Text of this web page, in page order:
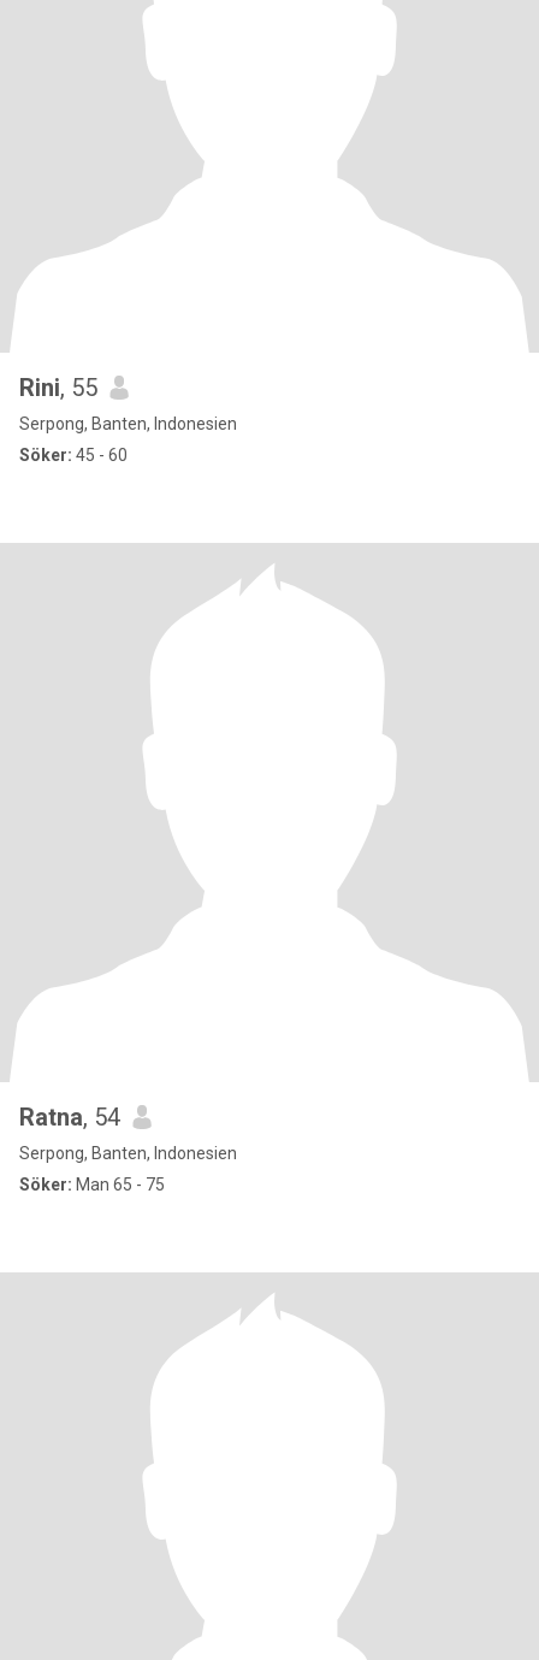
Rini, 55
Serpong, Banten, Indonesien
Söker: 45 - 60
Ratna, 54
Serpong, Banten, Indonesien
Söker: Man 65 - 75